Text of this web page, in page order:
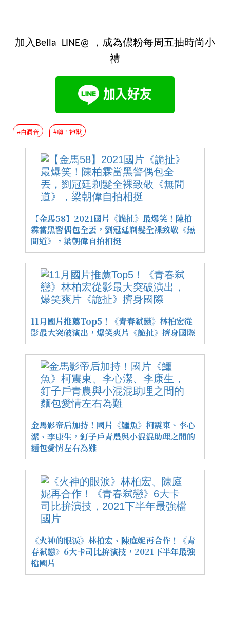
加入Bella LINE@ ，成為儂粉每周五抽時尚小
禮
#白潤音 #嗨！神獸
【金馬58】2021國片《詭扯》最爆笑！陳柏
霖當黑警偶包全丟，劉冠廷剃髮全裸致敬《無
間道》，梁朝偉自拍相挺
11月國片推薦Top5！《青春弒戀》林柏宏從
影最大突破演出，爆笑爽片《詭扯》擠身國際
金馬影帝后加持！國片《鱷魚》柯震東、李心
潔、李康生，釘子戶青農與小混混助理之間的
麵包愛情左右為難
《火神的眼淚》林柏宏、陳庭妮再合作！《青
春弒戀》6大卡司比拚演技，2021下半年最強
檔國片